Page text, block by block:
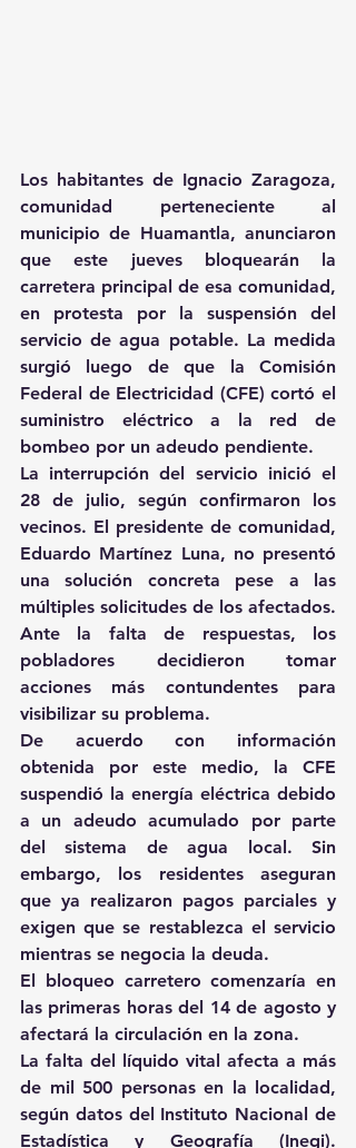
Los habitantes de Ignacio Zaragoza,
comunidad perteneciente al
municipio de Huamantla, anunciaron
que este jueves bloquearán la
carretera principal de esa comunidad,
en protesta por la suspensión del
servicio de agua potable. La medida
surgió luego de que la Comisión
Federal de Electricidad (CFE) cortó el
suministro eléctrico a la red de
bombeo por un adeudo pendiente.
La interrupción del servicio inició el
28 de julio, según confirmaron los
vecinos. El presidente de comunidad,
Eduardo Martínez Luna, no presentó
una solución concreta pese a las
múltiples solicitudes de los afectados.
Ante la falta de respuestas, los
pobladores decidieron tomar
acciones más contundentes para
visibilizar su problema.
De acuerdo con información
obtenida por este medio, la CFE
suspendió la energía eléctrica debido
a un adeudo acumulado por parte
del sistema de agua local. Sin
embargo, los residentes aseguran
que ya realizaron pagos parciales y
exigen que se restablezca el servicio
mientras se negocia la deuda.
El bloqueo carretero comenzaría en
las primeras horas del 14 de agosto y
afectará la circulación en la zona.
La falta del líquido vital afecta a más
de mil 500 personas en la localidad,
según datos del Instituto Nacional de
Estadística y Geografía (Inegi).